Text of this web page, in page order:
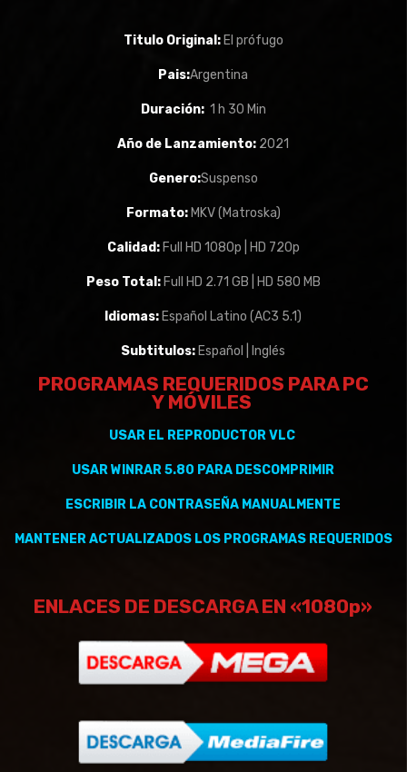
Titulo Original: El prófugo
Pais:Argentina
Duración: 1 h 30 Min
Año de Lanzamiento: 2021
Genero:Suspenso
Formato: MKV (Matroska)
Calidad: Full HD 1080p | HD 720p
Peso Total:Full HD 2.71 GB | HD 580 MB
Idiomas: Español Latino (AC3 5.1)
Subtitulos: Español | Inglés
PROGRAMAS REQUERIDOS PARA PC
Y MÓVILES
USAR EL REPRODUCTOR VLC
USAR WINRAR 5.80 PARA DESCOMPRIMIR
ESCRIBIR LA CONTRASEÑA MANUALMENTE
MANTENERACTUALIZADOSLOS PROGRAMAS REQUERIDOS
ENLACES DE DESCARGA EN «1080p»